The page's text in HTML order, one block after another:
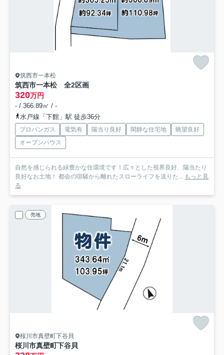
筑西市一本松
筑西市一本松 全2区画
320万円
- / 366.89㎡ / -
水戸線「下館」駅 徒歩36分
プロパンガス 電気有 陽当り良好 閑静な住宅地
眺望良好
オープンハウス
自然を感じられる緑豊かな住環境です！広々とした視界良好、陽当たり
良好なお土地！ 都会の喧騒から離れたスローライフを送りた... もっと見
る
売地
桜川市真壁町下谷貝
桜川市真壁町下谷貝